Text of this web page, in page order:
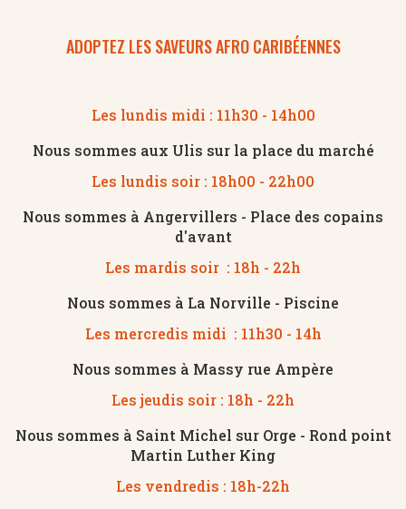
ADOPTEZ LES SAVEURS AFRO CARIBÉENNES
Les lundis midi : 11h30 - 14h00
Nous sommes aux Ulis sur la place du marché
Les lundis soir : 18h00 - 22h00
Nous sommes à Angervillers - Place des copains
d'avant
Les mardis soir : 18h - 22h​
Nous sommes à La Norville - Piscine
Les mercredis midi : 11h30 - 14h​
Nous sommes à Massy rue Ampère
Les jeudis soir : 18h - 22h
Nous sommes à Saint Michel sur Orge - Rond point
Martin Luther King
Les vendredis : 18h-22h